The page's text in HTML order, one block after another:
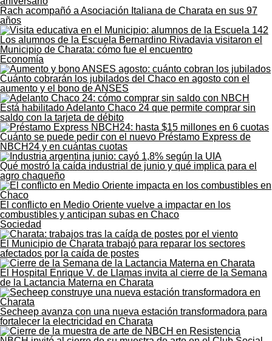
Rach acompañó a Asociación Italiana de Charata en sus 97
años
Los alumnos de la Escuela Bernardino Rivadavia visitaron el
Municipio de Charata: cómo fue el encuentro
Economía
Cuánto cobrarán los jubilados del Chaco en agosto con el
aumento y el bono de ANSES
Está habilitado Adelanto Chaco 24 que permite comprar sin
saldo con la tarjeta de débito
Cuánto se puede pedir con el nuevo Préstamo Express de
NBCH24 y en cuántas cuotas
Qué mostró la caída industrial de junio y qué implica para el
agro chaqueño
El conflicto en Medio Oriente vuelve a impactar en los
combustibles y anticipan subas en Chaco
Sociedad
El Municipio de Charata trabajó para reparar los sectores
afectados por la caída de postes
El Hospital Enrique V. de Llamas invita al cierre de la Semana
de la Lactancia Materna en Charata
Secheep avanza con una nueva estación transformadora para
fortalecer la electricidad en Charata